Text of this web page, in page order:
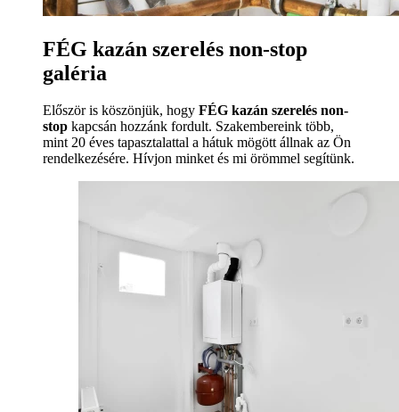
FÉG kazán szerelés non-stop
galéria
Először is köszönjük, hogy FÉG kazán szerelés non-
stop kapcsán hozzánk fordult. Szakembereink több,
mint 20 éves tapasztalattal a hátuk mögött állnak az Ön
rendelkezésére. Hívjon minket és mi örömmel segítünk.